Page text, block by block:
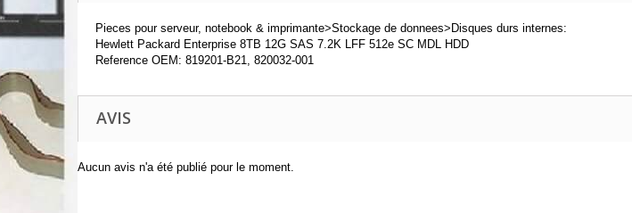
Pieces pour serveur, notebook & imprimante>Stockage de donnees>Disques durs internes:
Hewlett Packard Enterprise 8TB 12G SAS 7.2K LFF 512e SC MDL HDD
Reference OEM: 819201-B21, 820032-001
AVIS
Aucun avis n'a été publié pour le moment.